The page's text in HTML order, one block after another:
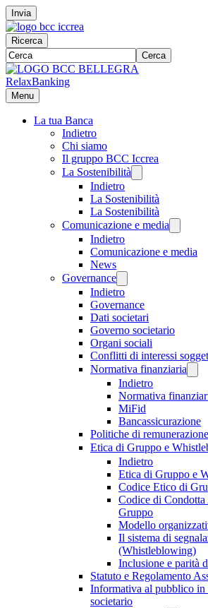
Invia
Ricerca
Cerca
RelaxBanking
Menu
La tua Banca
Indietro
Chi siamo
Il gruppo BCC Iccrea
La Sostenibilità
Indietro
La Sostenibilità
La Sostenibilità
Comunicazione e media
Indietro
Comunicazione e media
News
Governance
Indietro
Governance
Dati societari
Governo societario
Organi sociali
Conflitti di interessi
Normativa finanziaria
Indietro
Normativa
MiFid
Bancassicurazione
Politiche di remunerazione
Etica di Gruppo e
Indietro
Etica di Gruppo e
Codice Etico di
Codice di
Gruppo
Modello
Il sistema di
(Whistleblowing)
Inclusione e parità
Statuto e Regolamento
Informativa al pubblico in
societario